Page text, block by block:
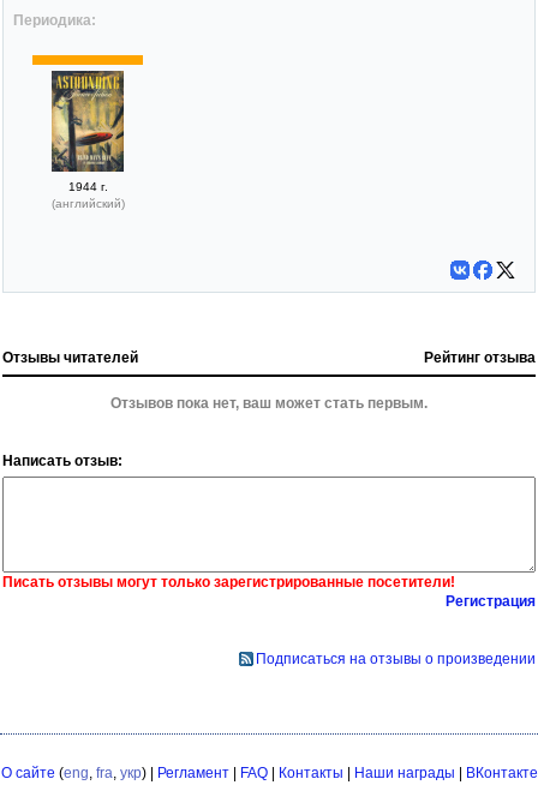
Периодика:
1944 г.
(английский)
Отзывы читателей Рейтинг отзыва
Отзывов пока нет, ваш может стать первым.
Написать отзыв:
Писать отзывы могут только зарегистрированные посетители!
Регистрация
Подписаться на отзывы о произведении
О сайте (eng fra укр) | Регламент| FAQ| Контакты | Наши награды | ВКонтакте